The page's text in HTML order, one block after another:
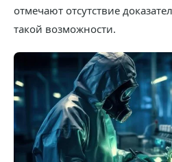
отмечают отсутствие
такой возможности.